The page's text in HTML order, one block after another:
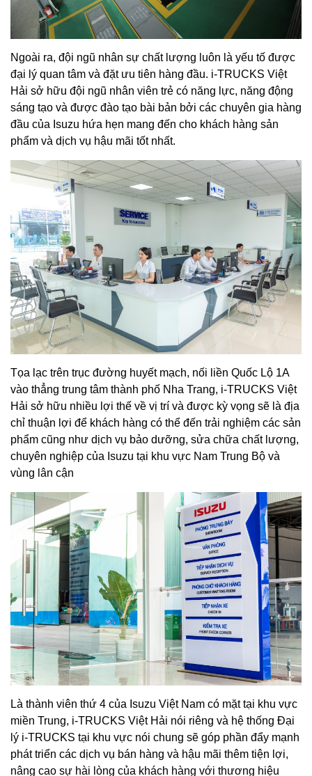
Ngoài ra, đội ngũ nhân sự chất lượng luôn là yếu tố được
đại lý quan tâm và đặt ưu tiên hàng đầu. i-TRUCKS Việt
Hải sở hữu đội ngũ nhân viên trẻ có năng lực, năng động
sáng tạo và được đào tạo bài bản bởi các chuyên gia hàng
đầu của Isuzu hứa hẹn mang đến cho khách hàng sản
phẩm và dịch vụ hậu mãi tốt nhất.
Tọa lạc trên trục đường huyết mạch, nối liền Quốc Lộ 1A
vào thẳng trung tâm thành phố Nha Trang, i-TRUCKS Việt
Hải sở hữu nhiều lợi thế về vị trí và được kỳ vọng sẽ là địa
chỉ thuận lợi để khách hàng có thể đến trải nghiệm các sản
phẩm cũng như dịch vụ bảo dưỡng, sửa chữa chất lượng,
chuyên nghiệp của Isuzu tại khu vực Nam Trung Bộ và
vùng lân cận
Là thành viên thứ 4 của Isuzu Việt Nam có mặt tại khu vực
miền Trung, i-TRUCKS Việt Hải nói riêng và hệ thống Đại
lý i-TRUCKS tại khu vực nói chung sẽ góp phần đẩy mạnh
phát triển các dịch vụ bán hàng và hậu mãi thêm tiện lợi,
nâng cao sự hài lòng của khách hàng với thương hiệu